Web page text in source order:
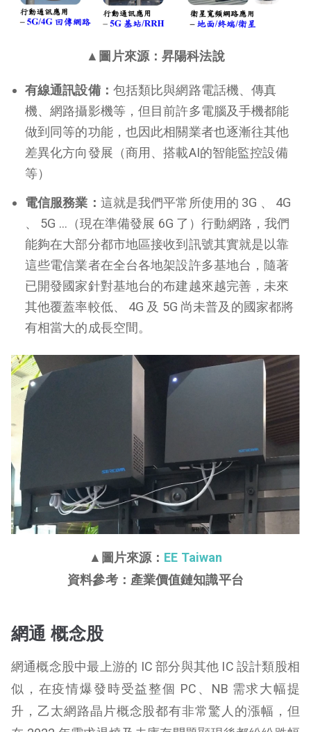
▲圖片來源：昇陽科法說
有線通訊設備： 包括類比與網路電話機、傳真
機、網路攝影機等，但目前許多電腦及手機都能
做到同等的功能，也因此相關業者也逐漸往其他
差異化方向發展（商用、搭載AI的智能監控設備
等）
電信服務業： 這就是我們平常所使用的 3G 、 4G
、 5G …（現在準備發展 6G 了）行動網路，我們
能夠在大部分都市地區接收到訊號其實就是以靠
這些電信業者在全台各地架設許多基地台，隨著
已開發國家針對基地台的布建越來越完善，未來
其他覆蓋率較低、 4G 及 5G 尚未普及的國家都將
有相當大的成長空間。
▲圖片來源： EE Taiwan
資料參考：產業價值鏈知識平台
網通 概念股
網通概念股中最上游的 IC 部分與其他 IC 設計類股相
似，在疫情爆發時受益整個 PC、NB 需求大幅提
升，乙太網路晶片概念股都有非常驚人的漲幅，但